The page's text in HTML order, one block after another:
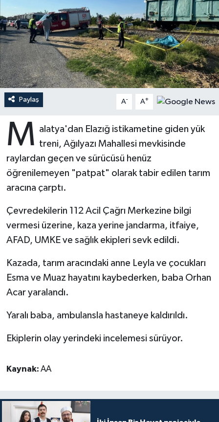
Paylaş A- A+
M alatya'dan Elazığ istikametine giden yük
treni, Ağılyazı Mahallesi mevkisinde
raylardan geçen ve sürücüsü henüz
öğrenilemeyen "patpat" olarak tabir edilen tarım
aracına çarptı.
Çevredekilerin 112 Acil Çağrı Merkezine bilgi
vermesi üzerine, kaza yerine jandarma, itfaiye,
AFAD, UMKE ve sağlık ekipleri sevk edildi.
Kazada, tarım aracındaki anne Leyla ve çocukları
Esma ve Muaz hayatını kaybederken, baba Orhan
Acar yaralandı.
Yaralı baba, ambulansla hastaneye kaldırıldı.
Ekiplerin olay yerindeki incelemesi sürüyor.
Kaynak: AA
Artvin Müftülüğü
Aydın Müftülüğü
Balıkesir Müftülüğü
Bartın Müftülüğü
Batman Müftülüğü
Bayburt Müftülüğü
Bilecik Müftülüğü
Bitlis Müftülüğü
Burdur Müftülüğü
Denizli Müftülüğü
Kurban
Mukabele
Peygamberimizin Hayatı
Ramazan
Sahabeler
DİYANET AKADEMİ
DİYANET GENÇLİK
DİYANET RADYO/TV
DEPREM
Dünya
Kültür-Sanat
Sağlık
Ekonomi
Diyanet TV